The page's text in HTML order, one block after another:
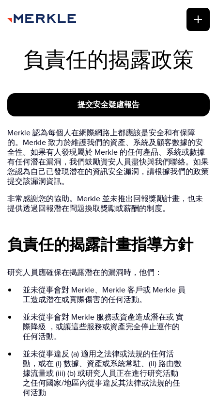
負責任的揭露政策
提交安全疑慮報告
Merkle 認為每個人在網際網路上都應該是安全和有保障
的。Merkle 致力於維護我們的資產、系統及顧客數據的安
全性。如果有人發現屬於 Merkle 的任何產品、系統或數據
有任何潛在漏洞，我們鼓勵資安人員盡快與我們聯絡。如果
您認為自己已發現潛在的資訊安全漏洞，請根據我們的政策
提交該漏洞資訊。
非常感謝您的協助。Merkle 並未推出回報獎勵計畫，也未
提供透過回報潛在問題換取獎勵或薪酬的制度。
負責任的揭露計畫指導方針
研究人員應確保在揭露潛在的漏洞時，他們：
並未從事會對 Merkle、Merkle 客戶或 Merkle 員
工造成潛在或實際傷害的任何活動。
並未從事會對 Merkle 服務或資產造成潛在或 實
際降級 ，或讓這些服務或資產完全停止運作的
任何活動。
並未從事違反 (a) 適用之法律或法規的任何活
動，或在 (i) 數據、資產或系統常駐、(ii) 路由數
據流量或 (iii) (b) 或研究人員正在進行研究活動
之任何國家/地區內從事違反其法律或法規的任
何活動